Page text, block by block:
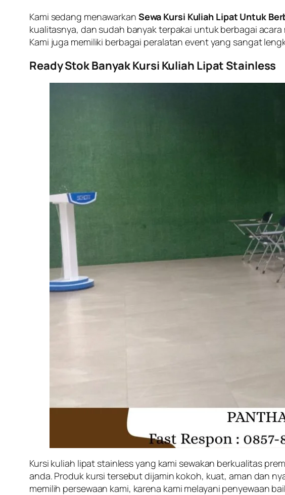
Kami sedang menawarkan Sewa Kursi Kuliah Lipat Untuk
kualitasnya, dan sudah banyak terpakai untuk berbagai
Kami juga memiliki berbagai peralatan event yang sangat
Ready Stok Banyak Kursi Kuliah Lipat Stainless
Kursi kuliah lipat stainless yang kami sewakan berkualitas
anda. Produk kursi tersebut dijamin kokoh, kuat, aman dan
memilih persewaan kami, karena kami melayani penyewaan